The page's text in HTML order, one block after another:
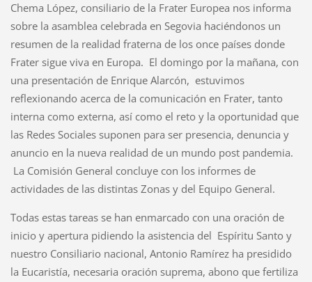
Chema López, consiliario de la Frater Europea nos informa
sobre la asamblea celebrada en Segovia haciéndonos un
resumen de la realidad fraterna de los once países donde
Frater sigue viva en Europa. El domingo por la mañana, con
una presentación de Enrique Alarcón, estuvimos
reflexionando acerca de la comunicación en Frater, tanto
interna como externa, así como el reto y la oportunidad que
las Redes Sociales suponen para ser presencia, denuncia y
anuncio en la nueva realidad de un mundo post pandemia.
La Comisión General concluye con los informes de
actividades de las distintas Zonas y del Equipo General.
Todas estas tareas se han enmarcado con una oración de
inicio y apertura pidiendo la asistencia del Espíritu Santo y
nuestro Consiliario nacional, Antonio Ramírez ha presidido
la Eucaristía, necesaria oración suprema, abono que fertiliza